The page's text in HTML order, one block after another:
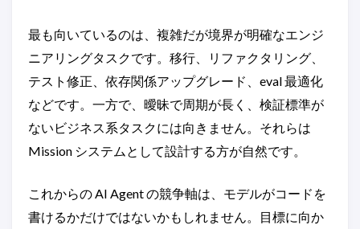
最も向いているのは、複雑だが境界が明確なエンジ
ニアリングタスクです。移行、リファクタリング、
テスト修正、依存関係アップグレード、eval 最適化
などです。一方で、曖昧で周期が長く、検証標準が
ないビジネス系タスクには向きません。それらは
Mission システムとして設計する方が自然です。
これからの AI Agent の競争軸は、モデルがコードを
書けるかだけではないかもしれません。目標に向か